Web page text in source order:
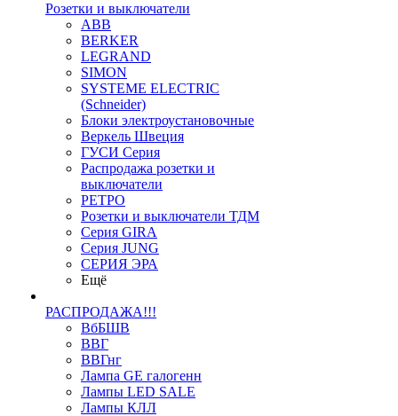
Розетки и выключатели
ABB
BERKER
LEGRAND
SIMON
SYSTEME ELECTRIC
(Schneider)
Блоки электроустановочные
Веркель Швеция
ГУСИ Серия
Распродажа розетки и
выключатели
РЕТРО
Розетки и выключатели ТДМ
Серия GIRA
Серия JUNG
СЕРИЯ ЭРА
Ещё
РАСПРОДАЖА!!!
ВбБШВ
ВВГ
ВВГнг
Лампа GE галогенн
Лампы LED SALE
Лампы КЛЛ